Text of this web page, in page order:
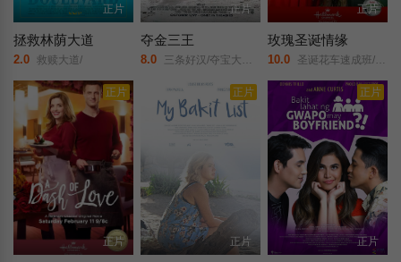
正片
拯救林荫大道
2.0 救赎大道/
正片
夺金三王
8.0 三条好汉/夺宝大作战/Spoils of War/
正片
玫瑰圣诞情缘
10.0 圣诞花车速成班/A/Rose/for/Christmas/
正片
正片
正片
正片
正片
正片